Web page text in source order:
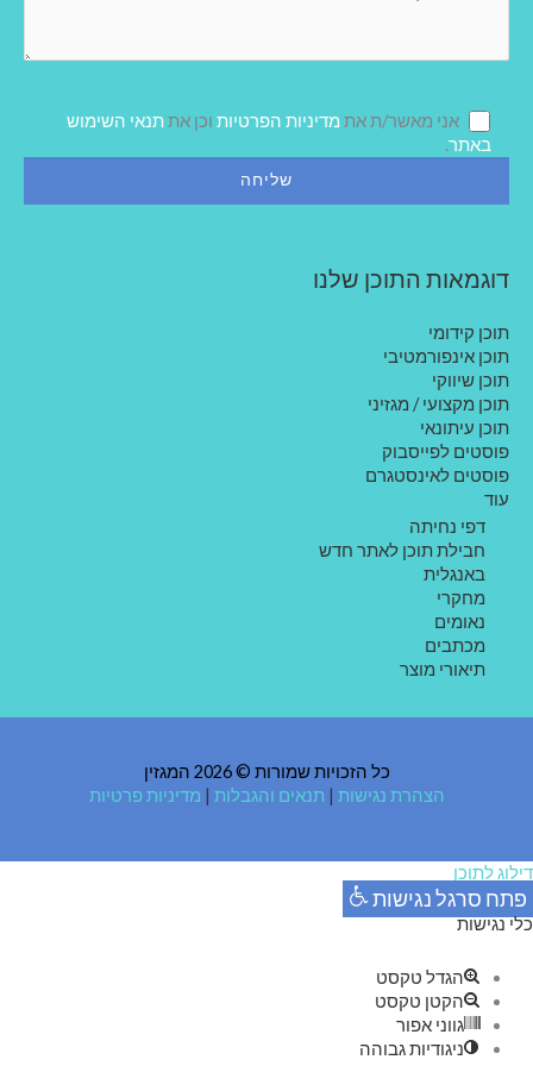
אני מאשר/ת את מדיניות הפרטיות וכן אתתנאי השימוש
באתר.
דוגמאות התוכן שלנו
תוכן קידומי
תוכן אינפורמטיבי
תוכן שיווקי
תוכן מקצועי / מגזיני
תוכן עיתונאי
פוסטים לפייסבוק
פוסטים לאינסטגרם
עוד
דפי נחיתה
חבילת תוכן לאתר חדש
באנגלית
מחקרי
נאומים
מכתבים
תיאורי מוצר
כל הזכויות שמורות © 2026 המגזין
הצהרת נגישות | תנאים והגבלות | מדיניות פרטיות
דילוג לתוכן
פתח סרגל נגישות
כלי נגישות
הגדל טקסט
הקטן טקסט
גווני אפור
ניגודיות גבוהה